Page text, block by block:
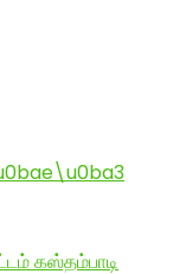
கஸ்தம்பாடி